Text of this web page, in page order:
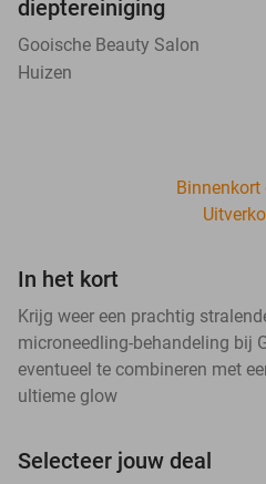
dieptereiniging
Gooische Beauty Salon
Huizen
Binnenkort
In het kort
Krijg weer een prachtig
microneedling-behandeling bij
eventueel te combineren met
ultieme glow
Selecteer jouw deal